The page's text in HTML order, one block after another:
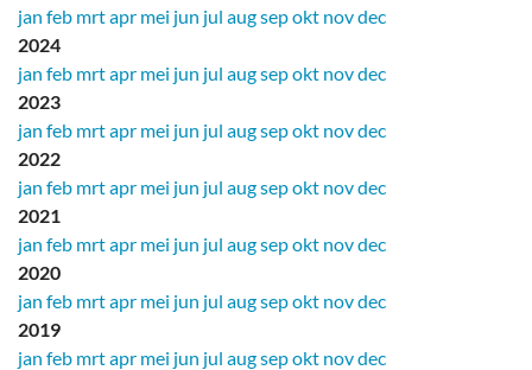
jan feb mrtapr mei jun jul augsepokt novdec
2024
jan feb mrtapr mei jun jul augsepokt novdec
2023
jan feb mrtapr mei jun jul augsepokt novdec
2022
jan feb mrtapr mei jun jul augsepokt novdec
2021
jan feb mrtapr mei jun jul augsepokt novdec
2020
jan feb mrtapr mei jun jul augsepokt novdec
2019
jan feb mrtapr mei jun jul augsepokt novdec